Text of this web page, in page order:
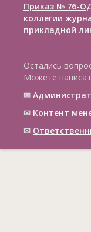
Приказ № 76-
коллегии
прикладной
Остались
Можете
✉
✉ Контент
✉